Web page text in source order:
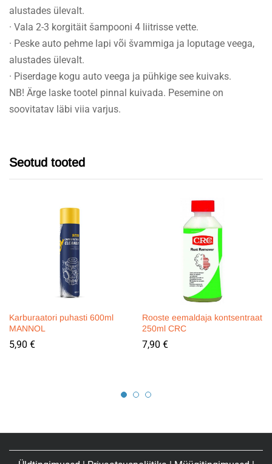
alustades ülevalt.
· Vala 2-3 korgitäit šampooni 4 liitrisse vette.
· Peske auto pehme lapi või švammiga ja loputage veega,
alustades ülevalt.
· Piserdage kogu auto veega ja pühkige see kuivaks.
NB! Ärge laske tootel pinnal kuivada. Pesemine on
soovitatav läbi viia varjus.
Seotud tooted
Karburaatori puhasti 600ml
MANNOL
5,90 €
Rooste eemaldaja kontsentraat
250ml CRC
7,90 €